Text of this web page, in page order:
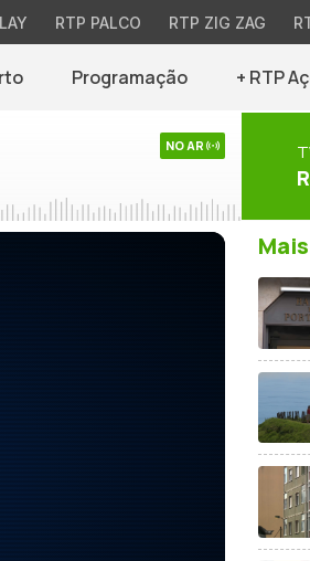
RTP PALCO RTP ZIG ZAG
Programação + RTP
NO AR